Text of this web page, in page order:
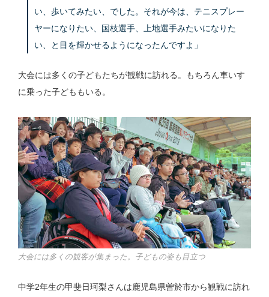
い、歩いてみたい、でした。それが今は、テニスプレー
ヤーになりたい、国枝選手、上地選手みたいになりた
い、と目を輝かせるようになったんですよ」
大会には多くの子どもたちが観戦に訪れる。もちろん車いす
に乗った子どももいる。
大会には多くの観客が集まった。子どもの姿も目立つ
中学2年生の甲斐日珂梨さんは鹿児島県曽於市から観戦に訪れ